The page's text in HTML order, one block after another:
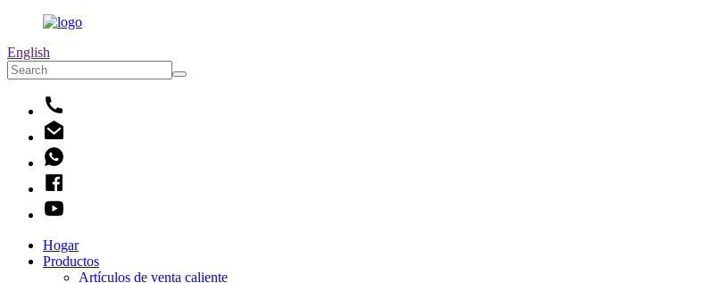
English
Hogar
Productos
Artículos de venta caliente